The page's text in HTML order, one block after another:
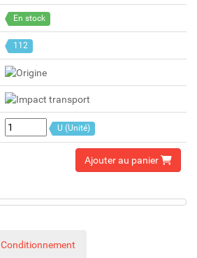
En stock
112
U (Unité)
Ajouter au panier
Conditionnement